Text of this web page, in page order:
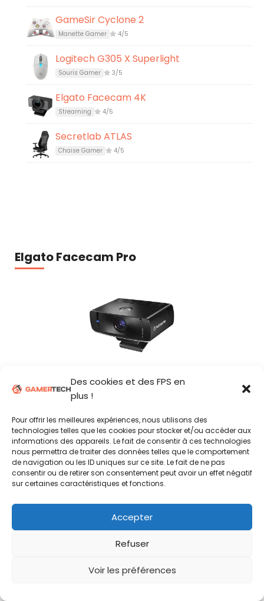
Des cookies et des FPS en
plus !
Pour offrir les meilleures expériences, nous utilisons des
technologies telles que les cookies pour stocker et/ou accéder aux
informations des appareils. Le fait de consentir à ces technologies
nous permettra de traiter des données telles que le comportement
de navigation ou les ID uniques sur ce site. Le fait de ne pas
consentir ou de retirer son consentement peut avoir un effet négatif
sur certaines caractéristiques et fonctions.
Accepter
Refuser
Voir les préférences
GameSir Cyclone 2
Manette Gamer 4/5
Logitech G305 X Superlight
Souris Gamer 3/5
Elgato Facecam 4K
Streaming 4/5
Secretlab ATLAS
Chaise Gamer 4/5
Elgato Facecam Pro
DERNIERS ESSAIS
Elgato Facecam 4K
Razer Kiyo V2
Elgato Stream Deck +
Elgato Key Light Neo